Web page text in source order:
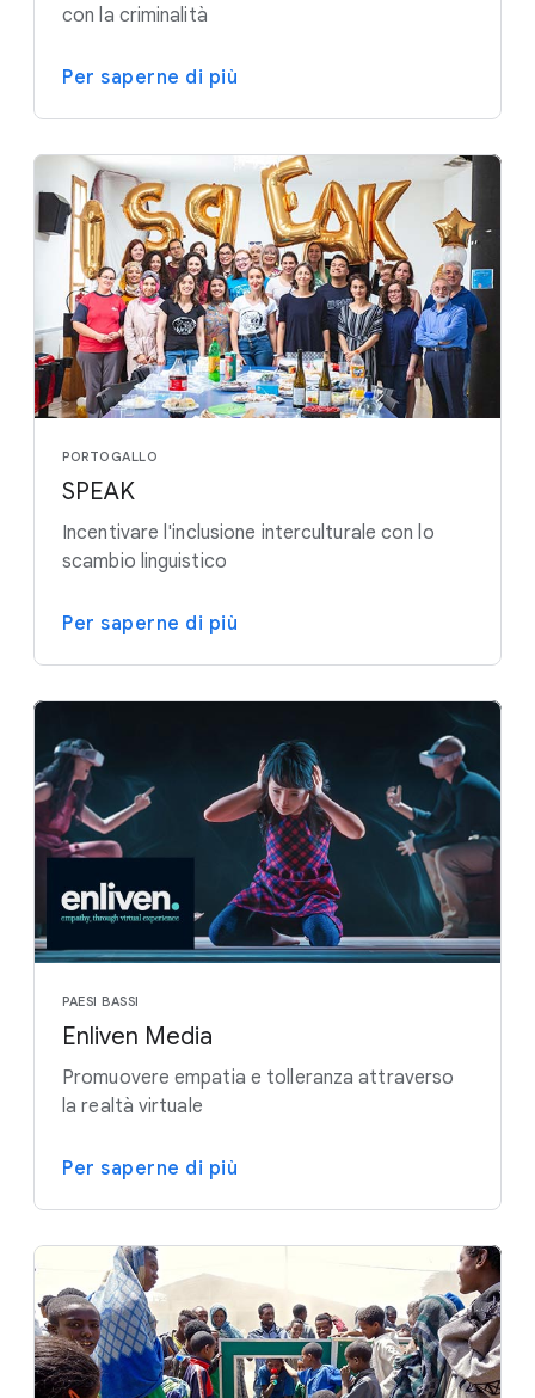
con la criminalità
Per saperne di più
PORTOGALLO
SPEAK
Incentivare l'inclusione interculturale con lo
scambio linguistico
Per saperne di più
PAESI BASSI
Enliven Media
Promuovere empatia e tolleranza attraverso
la realtà virtuale
Per saperne di più